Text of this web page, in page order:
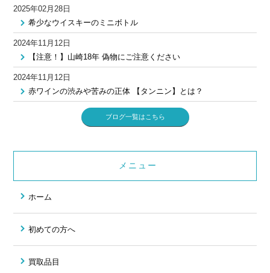
2025年02月28日
希少なウイスキーのミニボトル
2024年11月12日
【注意！】山崎18年 偽物にご注意ください
2024年11月12日
赤ワインの渋みや苦みの正体 【タンニン】とは？
ブログ一覧はこちら
メニュー
ホーム
初めての方へ
買取品目